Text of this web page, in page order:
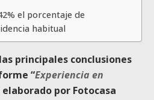
el porcentaje de
habitual
principales conclusiones
“Experiencia en
elaborado por Fotocasa